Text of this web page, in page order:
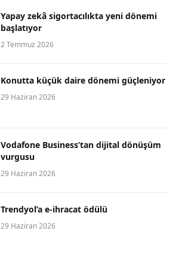
Yapay zekâ sigortacılıkta yeni dönemi
başlatıyor
2 Temmuz 2026
Konutta küçük daire dönemi güçleniyor
29 Haziran 2026
Vodafone Business’tan dijital dönüşüm
vurgusu
29 Haziran 2026
Trendyol’a e-ihracat ödülü
29 Haziran 2026